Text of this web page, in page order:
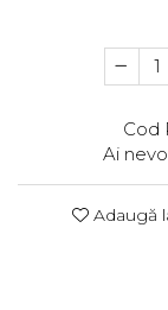
Cod
Ai
Adaugă